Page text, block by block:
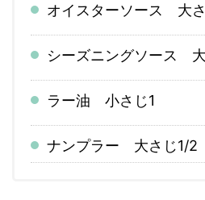
オイスターソース 大
シーズニングソース
ラー油 小さじ1
ナンプラー 大さじ1/2